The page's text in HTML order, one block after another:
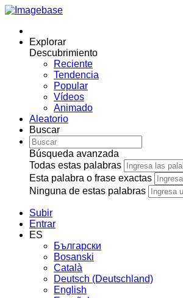
Explorar
Descubrimiento
Reciente
Tendencia
Popular
Vídeos
Animado
Aleatorio
Buscar
Búsqueda avanzada
Todas estas palabras
Esta palabra o frase exactas
Ninguna de estas palabras
Subir
Entrar
ES
Български
Bosanski
Сatalà
Deutsch (Deutschland)
English